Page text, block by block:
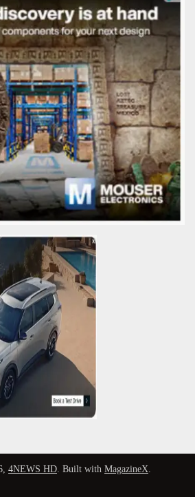
4NEWS HD . Built with MagazineX